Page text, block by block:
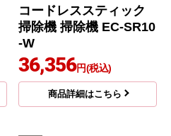
コードレススティック
掃除機 掃除機 EC-SR10
-W
36,356円(税込)
商品詳細はこちら